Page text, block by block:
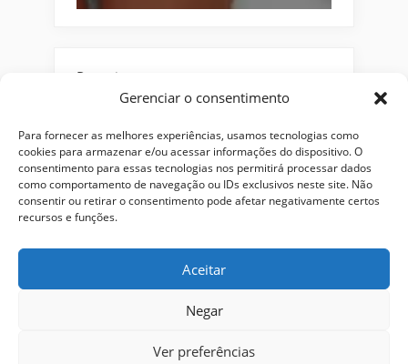
Gerenciar o consentimento
Para fornecer as melhores experiências, usamos tecnologias como
cookies para armazenar e/ou acessar informações do dispositivo. O
consentimento para essas tecnologias nos permitirá processar dados
como comportamento de navegação ou IDs exclusivos neste site. Não
consentir ou retirar o consentimento pode afetar negativamente certos
recursos e funções.
Aceitar
Negar
Ver preferências
Pesquisar
Buscar
Combos
Jeans Kits Masculino